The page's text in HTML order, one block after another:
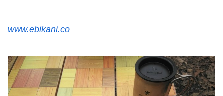
www.ebikani.co